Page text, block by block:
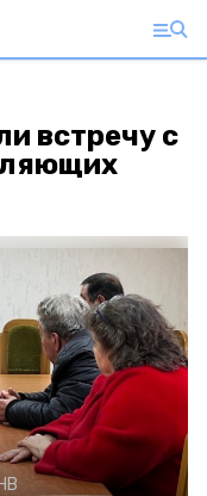
встречу с
НВ